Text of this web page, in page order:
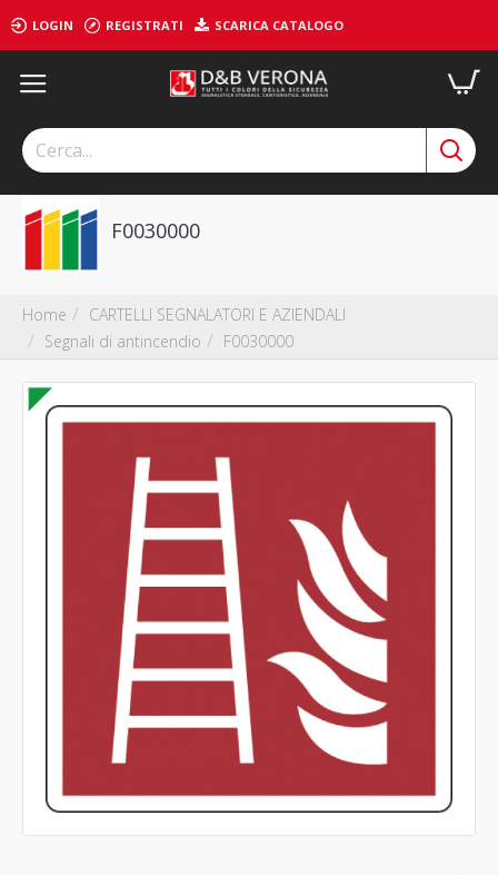
LOGIN REGISTRATI SCARICA CATALOGO
Home
CARTELLI SEGNALATORI E AZIENDALI
Segnali di antincendio
F0030000
F0030000